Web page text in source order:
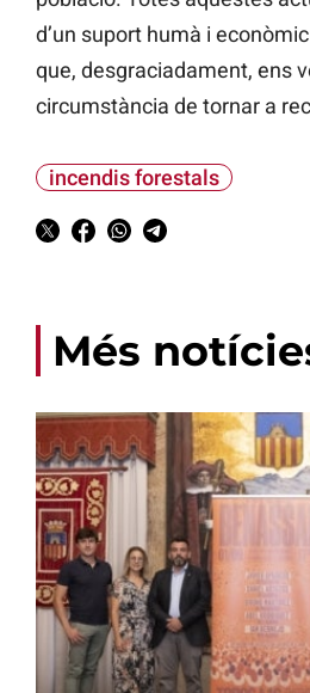
d’un suport humà i
que, desgraciadament, ens
circumstància de tornar a
incendis forestals
Més